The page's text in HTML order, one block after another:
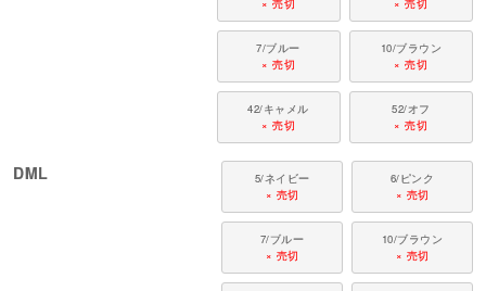
× 売切
× 売切
7/ブルー
× 売切
10/ブラウン
× 売切
42/キャメル
× 売切
52/オフ
× 売切
DML
5/ネイビー
× 売切
6/ピンク
× 売切
7/ブルー
× 売切
10/ブラウン
× 売切